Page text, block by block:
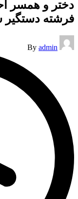
دختر و همسر
فرشته دستگیر
Posted
by
By admin